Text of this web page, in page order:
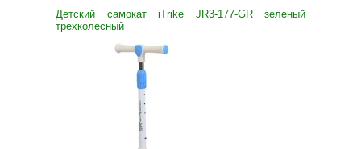
Детский самокат iTrike JR3-177-GR зеленый
трехколесный